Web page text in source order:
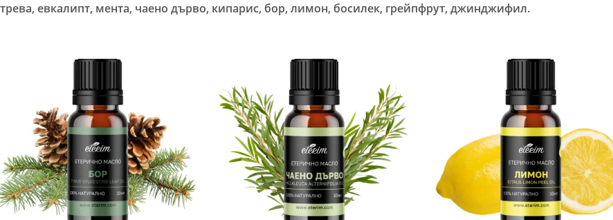
трева, евкалипт, мента, чаено дърво, кипарис, бор, лимон, босилек, грейпфрут, джинджифил.